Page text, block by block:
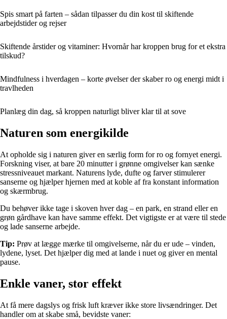
Spis smart på farten – sådan tilpasser du din kost til skiftende
arbejdstider og rejser
Skiftende årstider og vitaminer: Hvornår har kroppen brug for et ekstra
tilskud?
Mindfulness i hverdagen – korte øvelser der skaber ro og energi midt i
travlheden
Planlæg din dag, så kroppen naturligt bliver klar til at sove
Naturen som energikilde
At opholde sig i naturen giver en særlig form for ro og fornyet energi.
Forskning viser, at bare 20 minutter i grønne omgivelser kan sænke
stressniveauet markant. Naturens lyde, dufte og farver stimulerer
sanserne og hjælper hjernen med at koble af fra konstant information
og skærmbrug.
Du behøver ikke tage i skoven hver dag – en park, en strand eller en
grøn gårdhave kan have samme effekt. Det vigtigste er at være til stede
og lade sanserne arbejde.
Tip: Prøv at lægge mærke til omgivelserne, når du er ude – vinden,
lydene, lyset. Det hjælper dig med at lande i nuet og giver en mental
pause.
Enkle vaner, stor effekt
At få mere dagslys og frisk luft kræver ikke store livsændringer. Det
handler om at skabe små, bevidste vaner: